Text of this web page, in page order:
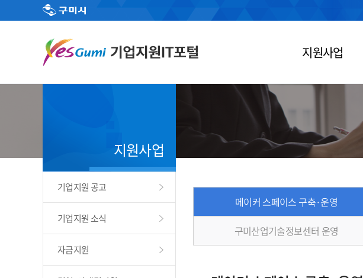
지원사업
지원사업
기업지원 공고
기업지원 소식
자금지원
메이커 스페이스 구축·운영
구미산업기술정보센터 운영